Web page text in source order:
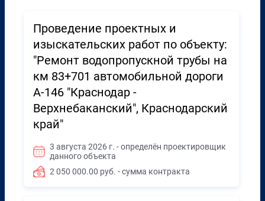
Проведение проектных и
изыскательских работ по объекту:
"Ремонт водопропускной трубы на
км 83+701 автомобильной дороги
А-146 "Краснодар -
Верхнебаканский", Краснодарский
край"
3 августа 2026 г. - определён проектировщик
данного объекта
2 050 000.00 руб. - сумма контракта